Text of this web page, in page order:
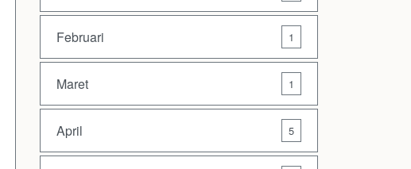
Februari 1
Maret 1
April 5